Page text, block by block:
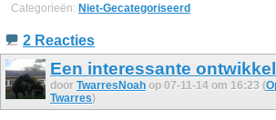
Categorieën: Niet-Gecategoriseerd
2 Reacties
Een interessante
door TwarresNoah op 07-11-14 om 16:23 (
Twarres)